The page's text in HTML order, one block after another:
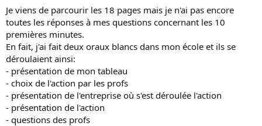
Je viens de parcourir les 18 pages mais je n'ai pas encore
toutes les réponses à mes questions concernant les 10
premières minutes.
En fait, j'ai fait deux oraux blancs dans mon école et ils se
déroulaient ainsi:
- présentation de mon tableau
- choix de l'action par les profs
- présentation de l'entreprise où s'est déroulée l'action
- présentation de l'action
- questions des profs